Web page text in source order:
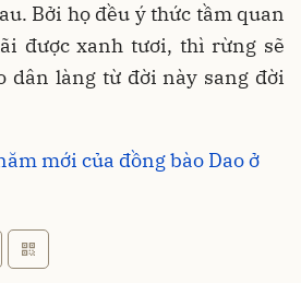
Bởi họ đều ý thức tầm quan
được xanh tươi, thì rừng sẽ
dân làng từ đời này sang đời
mới của đồng bào Dao ở